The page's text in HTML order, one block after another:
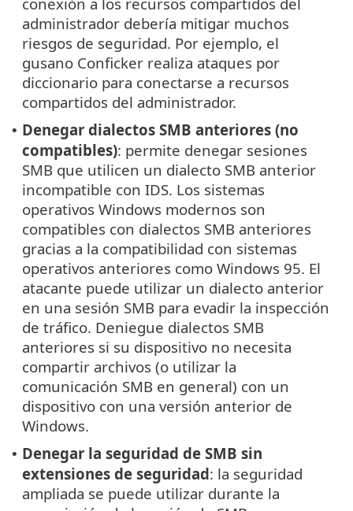
administrador debería mitigar muchos
riesgos de seguridad. Por ejemplo, el
gusano Conficker realiza ataques por
diccionario para conectarse a recursos
compartidos del administrador.
• Denegar dialectos SMB anteriores (no
compatibles): permite denegar sesiones
SMB que utilicen un dialecto SMB anterior
incompatible con IDS. Los sistemas
operativos Windows modernos son
compatibles con dialectos SMB anteriores
gracias a la compatibilidad con sistemas
operativos anteriores como Windows 95. El
atacante puede utilizar un dialecto anterior
en una sesión SMB para evadir la inspección
de tráfico. Deniegue dialectos SMB
anteriores si su dispositivo no necesita
compartir archivos (o utilizar la
comunicación SMB en general) con un
dispositivo con una versión anterior de
Windows.
• Denegar la seguridad de SMB sin
extensiones de seguridad: la seguridad
ampliada se puede utilizar durante la